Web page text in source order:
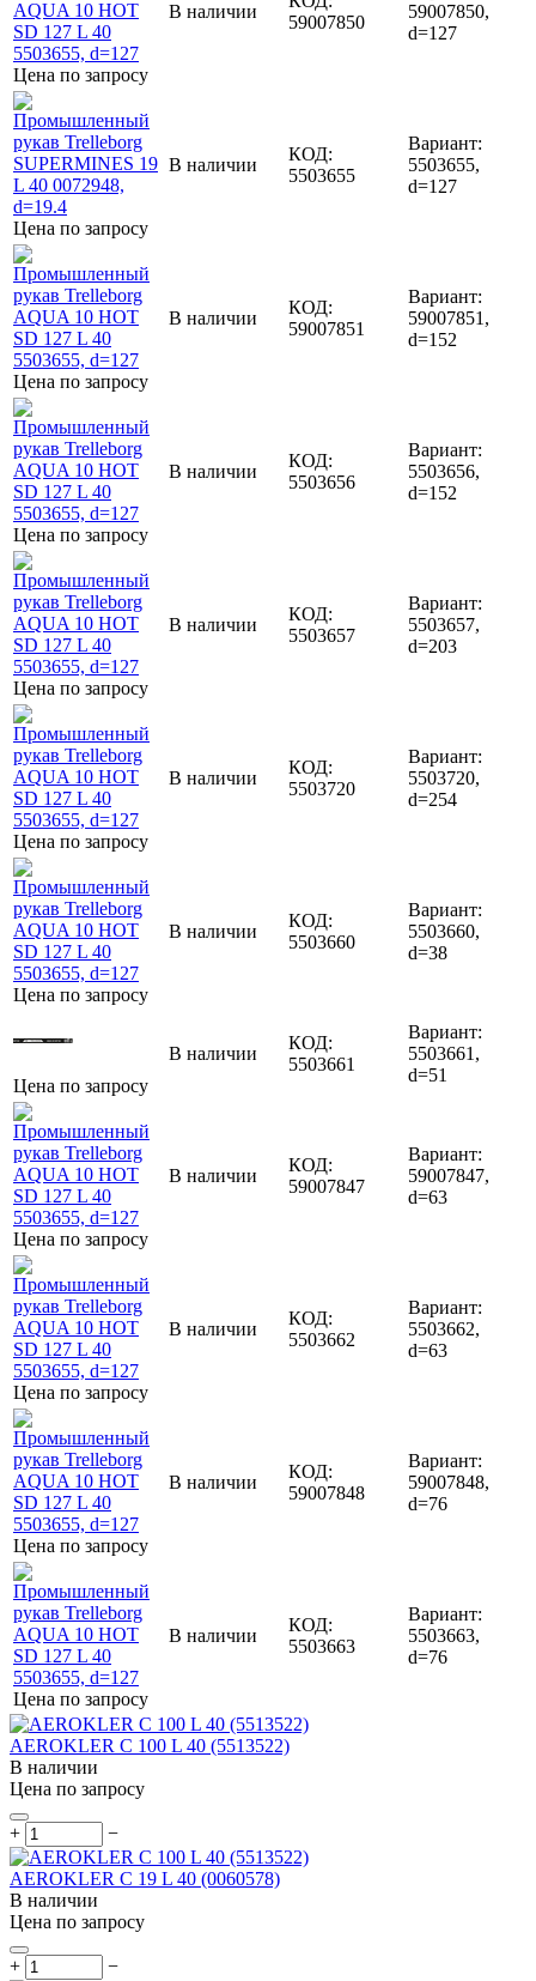
Цена по запросу
В наличии
59007850
59007850,
d=127
Цена по запросу
В наличии
КОД:
5503655
Вариант:
5503655,
d=127
Цена по запросу
В наличии
КОД:
59007851
Вариант:
59007851,
d=152
Цена по запросу
В наличии
КОД:
5503656
Вариант:
5503656,
d=152
Цена по запросу
В наличии
КОД:
5503657
Вариант:
5503657,
d=203
Цена по запросу
В наличии
КОД:
5503720
Вариант:
5503720,
d=254
Цена по запросу
В наличии
КОД:
5503660
Вариант:
5503660,
d=38
Цена по запросу
В наличии
КОД:
5503661
Вариант:
5503661,
d=51
Цена по запросу
В наличии
КОД:
59007847
Вариант:
59007847,
d=63
Цена по запросу
В наличии
КОД:
5503662
Вариант:
5503662,
d=63
Цена по запросу
В наличии
КОД:
59007848
Вариант:
59007848,
d=76
Цена по запросу
В наличии
КОД:
5503663
Вариант:
5503663,
d=76
AEROKLER C 100 L 40 (5513522)
В наличии
Цена по запросу
+ −
AEROKLER C 19 L 40 (0060578)
В наличии
Цена по запросу
+ −